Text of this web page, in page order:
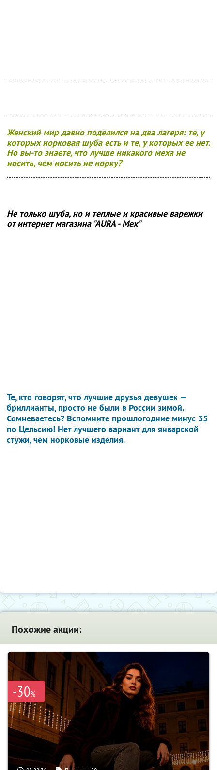
Женский мир давно поделился на два лагеря: те, у
которых норковая шуба есть и те, у которых ее нет.
Но вы-то знаете, что лучше никакого меха не
носить, чем носить не норку?
Не только шуба, но и теплые и красивые варежки
от интернет магазина "АURA - Мех"
Те, кто говорят, что лучшие друзья девушек —
бриллианты, просто не были в России зимой.
Сомневаетесь? Вспомните прошлогодние минус 35
по Цельсию! Нет лучшего вариант для январской
стужи, чем норковые изделия.
Похожие акции:
-30%